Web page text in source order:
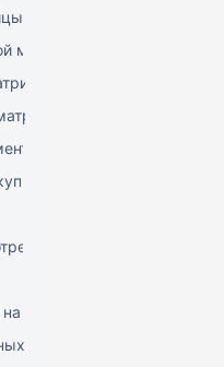
матрицы
магазина
закупку
продаж